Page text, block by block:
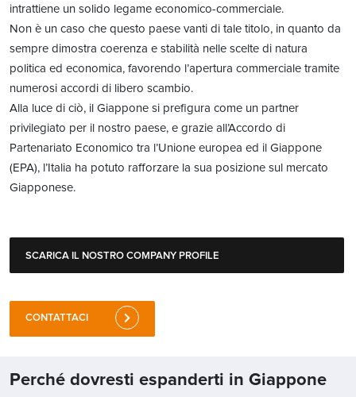
intrattiene un solido legame economico-commerciale.
Non è un caso che questo paese vanti di tale titolo, in quanto da
sempre dimostra coerenza e stabilità nelle scelte di natura
politica ed economica, favorendo l’apertura commerciale tramite
numerosi accordi di libero scambio.
Alla luce di ciò, il Giappone si prefigura come un partner
privilegiato per il nostro paese, e grazie all’Accordo di
Partenariato Economico tra l’Unione europea ed il Giappone
(EPA), l’Italia ha potuto rafforzare la sua posizione sul mercato
Giapponese.
SCARICA IL NOSTRO COMPANY PROFILE
CONTATTACI
Perché dovresti espanderti in Giappone